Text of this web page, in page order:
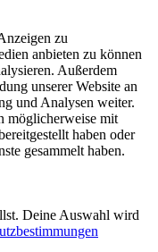
zu
anbieten zu können
Außerdem
unserer Website an
und Analysen weiter.
möglicherweise mit
haben oder
gesammelt haben.
Deine Auswahl wird